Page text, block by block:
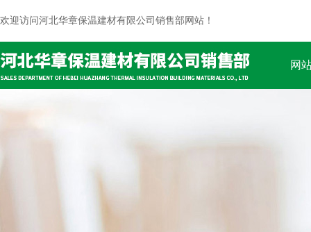
欢迎访问河北华章保温建材有限公司销售部网站！
网